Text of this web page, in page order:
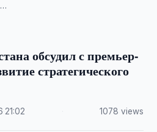
…
обсудил с премьер-
стратегического
21:02 1078 views